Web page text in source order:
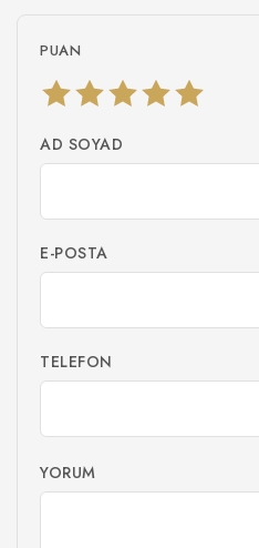
PUAN
AD SOYAD
E-POSTA
TELEFON
YORUM